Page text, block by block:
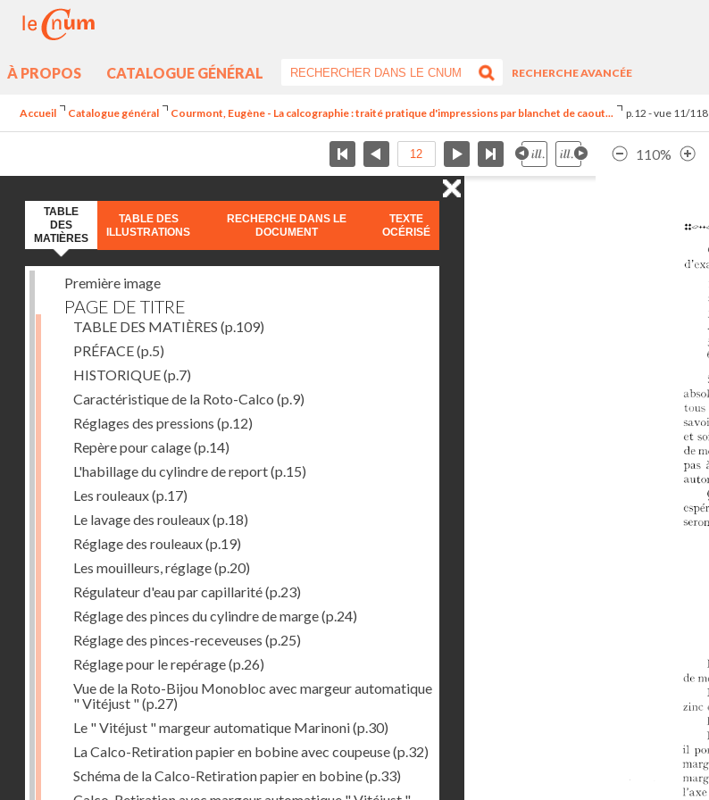
À PROPOS CATALOGUE GÉNÉRAL
RECHERCHE AVANCÉE
Accueil Catalogue général Courmont, Eugène - La calcographie : traité pratique d'impressions par blanchet de caout... p.12 - vue 11/118
110%
TABLE
DES
MATIÈRES
TABLE DES
ILLUSTRATIONS
RECHERCHE DANS LE
DOCUMENT
TEXTE
OCÉRISÉ
Première image
PAGE DE TITRE
TABLE DES MATIÈRES (p.109)
PRÉFACE(p.5)
HISTORIQUE(p.7)
Caractéristique de la Roto-Calco (p.9)
Réglages des pressions (p.12)
Repère pour calage(p.14)
L'habillage du cylindre de report(p.15)
Les rouleaux(p.17)
Le lavage des rouleaux(p.18)
Réglage des rouleaux(p.19)
Les mouilleurs, réglage(p.20)
Régulateur d'eau par capillarité(p.23)
Réglage des pinces du cylindre de marge(p.24)
Réglage des pinces-receveuses (p.25)
Réglage pour le repérage(p.26)
Vue de la Roto-Bijou Monobloc avec margeur automatique
" Vitéjust "(p.27)
Le " Vitéjust " margeur automatique Marinoni(p.30)
La Calco-Retiration papier en bobine avec coupeuse(p.32)
Schéma de la Calco-Retiration papier en bobine(p.33)